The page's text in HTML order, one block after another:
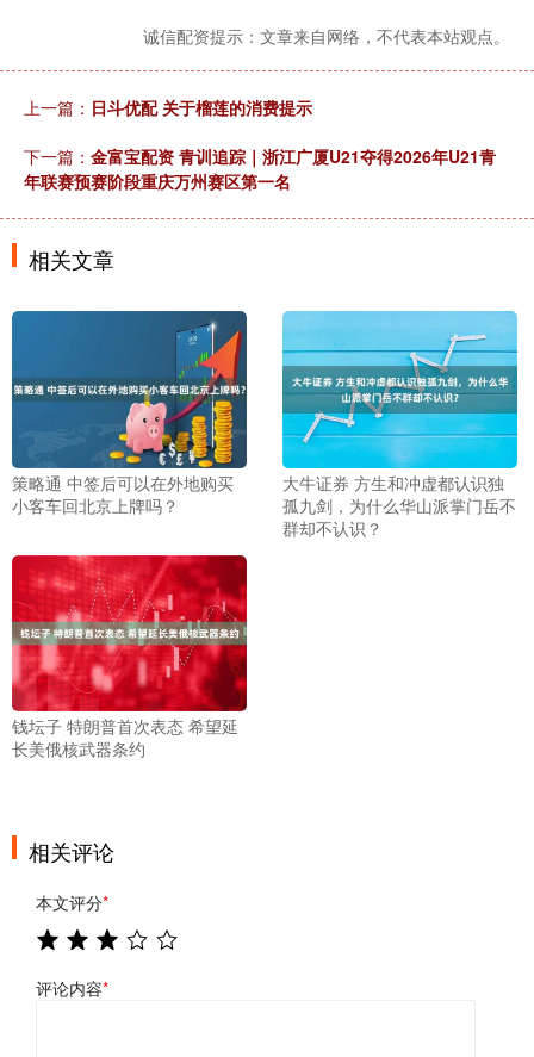
诚信配资提示：文章来自网络，不代表本站观点。
上一篇： 日斗优配 关于榴莲的消费提示
下一篇： 金富宝配资 青训追踪｜浙江广厦U21夺得2026年U21青
年联赛预赛阶段重庆万州赛区第一名
相关文章
策略通 中签后可以在外地购买
小客车回北京上牌吗？
大牛证券 方生和冲虚都认识独
孤九剑，为什么华山派掌门岳不
群却不认识？
钱坛子 特朗普首次表态 希望延
长美俄核武器条约
相关评论
本文评分*
评论内容*